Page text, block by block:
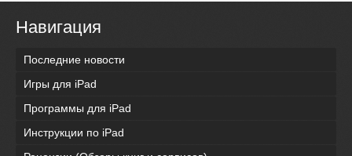
Навигация
Последние новости
Игры для iPad
Программы для iPad
Инструкции по iPad